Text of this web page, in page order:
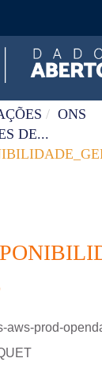
ONS
DE...
dataset/ind-disponibilidade-